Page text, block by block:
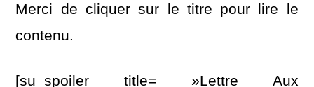
Merci de cliquer sur le titre pour lire le
contenu.
[su_spoiler title= »Lettre Aux